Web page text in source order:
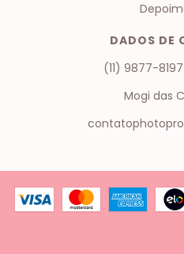
DADOS DE
(11) 9877-
Mogi das